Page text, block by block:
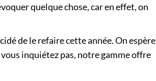
quelque chose, car en effet, on
de le refaire cette année. On espère
vous inquiétez pas, notre gamme offre